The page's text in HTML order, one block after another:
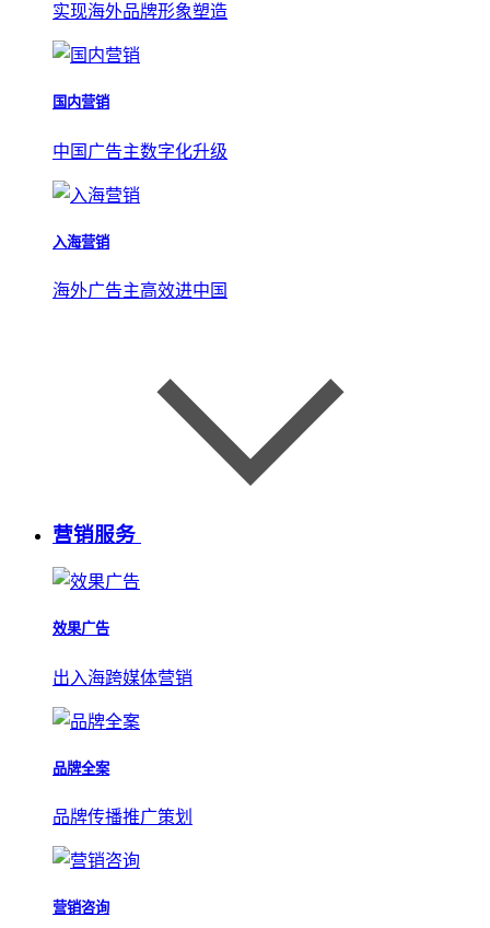
实现海外品牌形象塑造
国内营销
中国广告主数字化升级
入海营销
海外广告主高效进中国
营销服务
效果广告
出入海跨媒体营销
品牌全案
品牌传播推广策划
营销咨询